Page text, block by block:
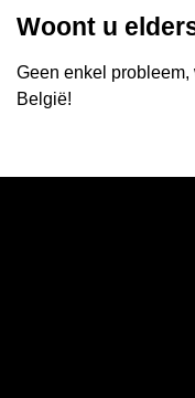
Woont u
Geen enkel
België!